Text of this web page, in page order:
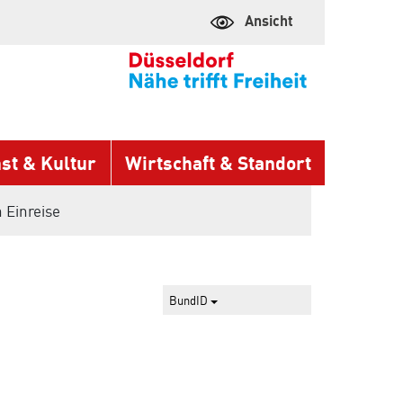
Ansicht
& Kultur Wirtschaft & Standort
Einreise
BundID